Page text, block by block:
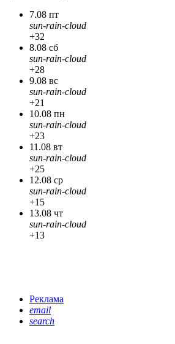
7.08 пт
sun-rain-cloud
+32
8.08 сб
sun-rain-cloud
+28
9.08 вс
sun-rain-cloud
+21
10.08 пн
sun-rain-cloud
+23
11.08 вт
sun-rain-cloud
+25
12.08 ср
sun-rain-cloud
+15
13.08 чт
sun-rain-cloud
+13
Реклама
email
search